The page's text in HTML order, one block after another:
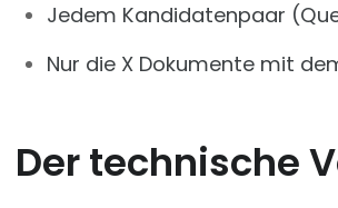
Jedem Kandidatenpaar
Nur die X Dokumente mit
Der technische